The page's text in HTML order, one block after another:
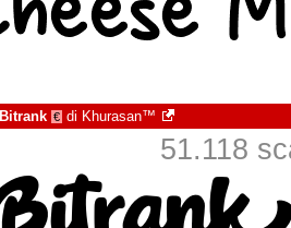
Bitrank € di Khurasan™
51.118